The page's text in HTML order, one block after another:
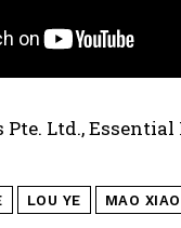
Ltd.,
LOU YE MAO